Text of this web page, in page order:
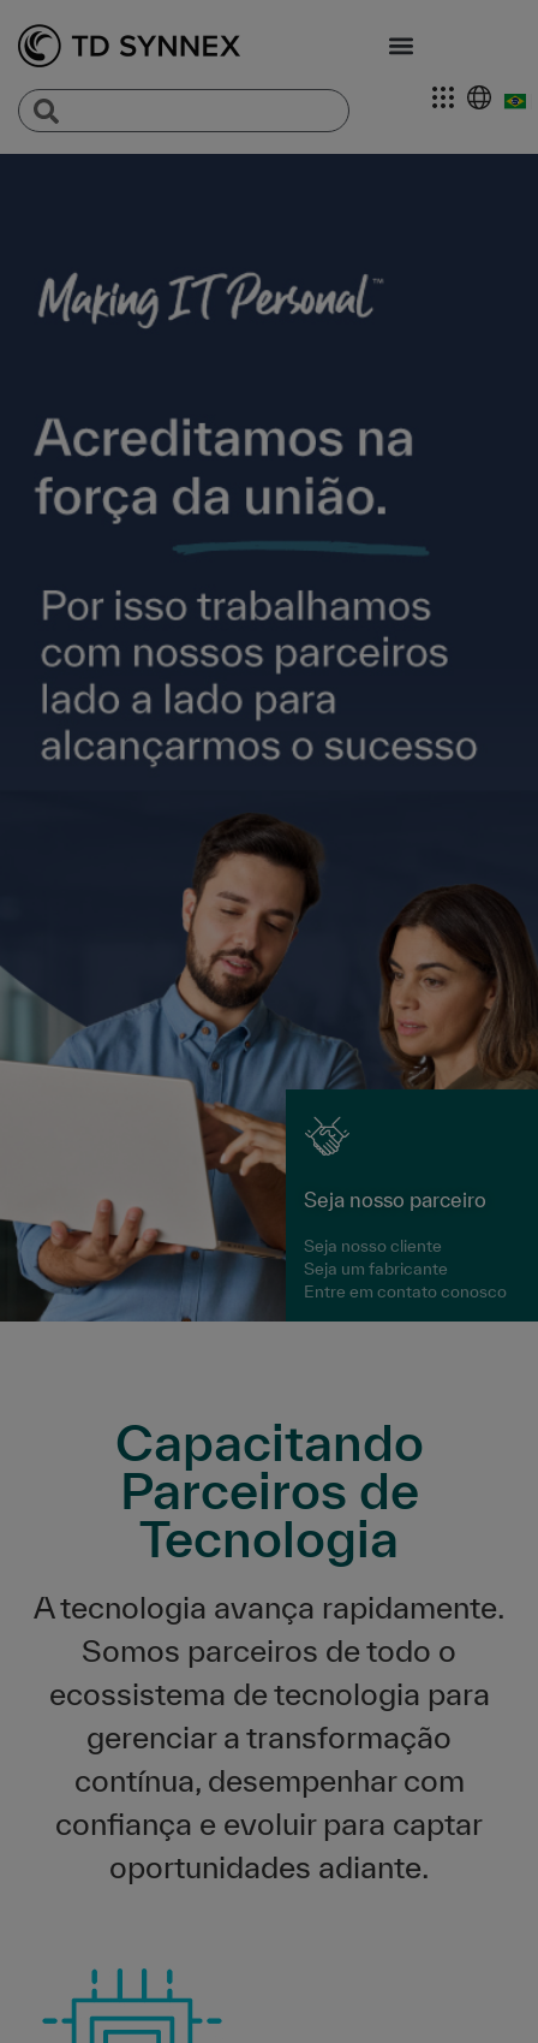
Seja nosso parceiro
Seja nosso cliente
Seja um fabricante
Entre em contato conosco
Capacitando
Parceiros de
Tecnologia
A tecnologia avança rapidamente.
Somos parceiros de todo o
ecossistema de tecnologia para
gerenciar a transformação
contínua, desempenhar com
confiança e evoluir para captar
oportunidades adiante.